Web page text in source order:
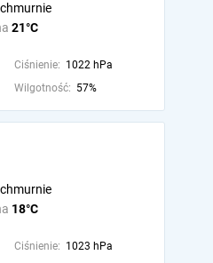
21°C
Ciśnienie: 1022 hPa
Wilgotność: 57%
18°C
Ciśnienie: 1023 hPa